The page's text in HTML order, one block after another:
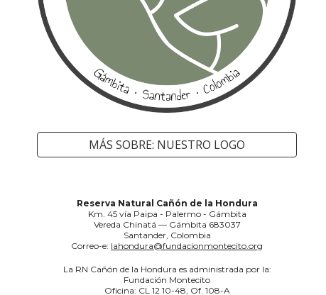
MÁS SOBRE: NUESTRO LOGO
Reserva Natural Cañón de la Hondura
Km. 45 vía Paipa - Palermo - Gámbita
Vereda Chinatá — Gámbita 683037
Santander, Colombia
Correo-e: lahondura@fundacionmontecito.org
La RN Cañón de la Hondura es administrada por la:
Fundación Montecito
Oficina: CL 12 10-48, Of. 108-A